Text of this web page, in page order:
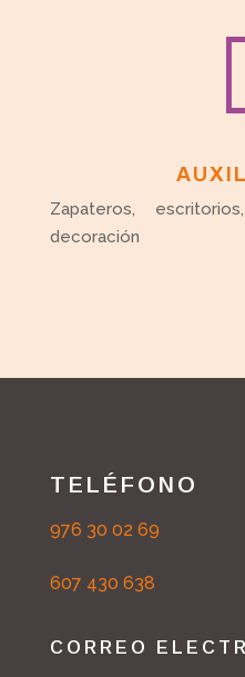
Zapateros,
decoración
TELÉFONO
976 30 02 69
607 430 638
CORREO